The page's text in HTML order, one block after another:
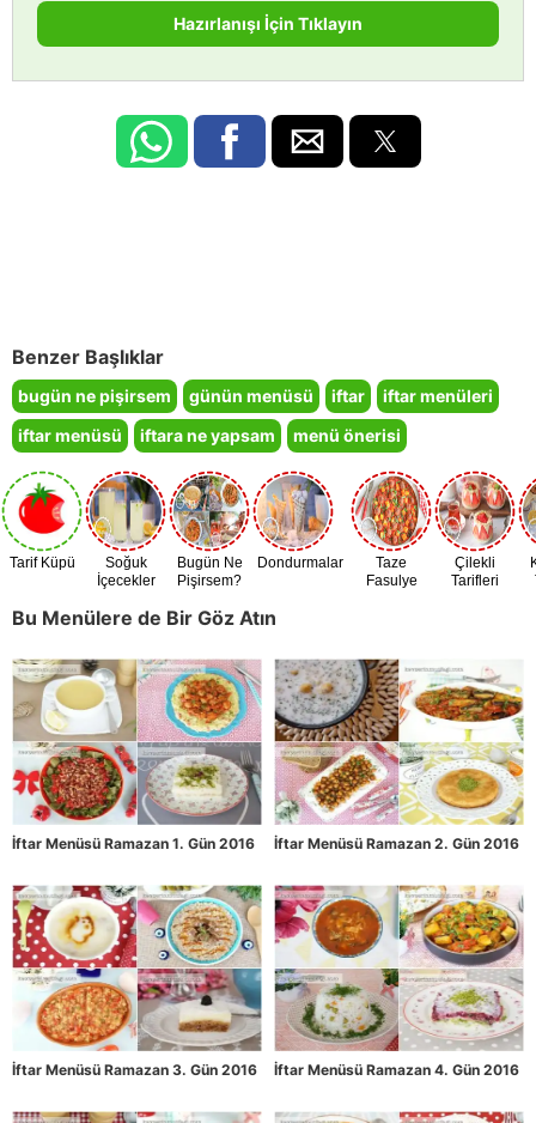
Hazırlanışı İçin Tıklayın
Benzer Başlıklar
bugün ne pişirsem günün menüsü iftar
iftar menüleri
iftar menüsü
iftara ne yapsam menü önerisi
Tarif Küpü
Soğuk
İçecekler
Bugün Ne
Pişirsem?
Dondurmalar
Taze
Fasulye
Çilekli
Tarifleri
Bu Menülere de Bir Göz Atın
İftar Menüsü Ramazan 1. Gün 2016 İftar Menüsü Ramazan 2. Gün 2016
İftar Menüsü Ramazan 3. Gün 2016 İftar Menüsü Ramazan 4. Gün 2016